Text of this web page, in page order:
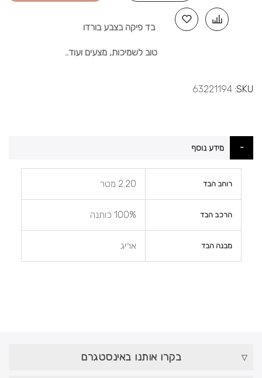
בד פיקה בצבע בורדו
טוב לשמיכות, מצעים ועוד..
SKU
63221194
מידע נוסף
רוחב הבד 2.20 מטר
הרכב הבד 100% כותנה
מבנה הבד אריג
בקרו אותנו באינסטגרם